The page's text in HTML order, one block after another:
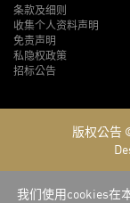
条款及细则
收集个人资料声明
免责声明
私隐权政策
招标公告
版权公告
我们使用cookies在